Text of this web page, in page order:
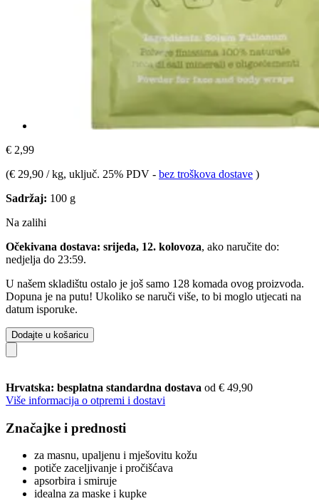
€ 2,99
(€ 29,90 / kg, uključ. 25% PDV - bez troškova dostave )
Sadržaj: 100 g
Na zalihi
Očekivana dostava: srijeda, 12. kolovoza, ako naručite do:
nedjelja do 23:59.
U našem skladištu ostalo je još samo 128 komada ovog proizvoda.
Dopuna je na putu! Ukoliko se naruči više, to bi moglo utjecati na
datum isporuke.
Dodajte u košaricu
Hrvatska: besplatna standardna dostava od € 49,90
Više informacija o otpremi i dostavi
Značajke i prednosti
za masnu, upaljenu i mješovitu kožu
potiče zaceljivanje i pročišćava
apsorbira i smiruje
idealna za maske i kupke